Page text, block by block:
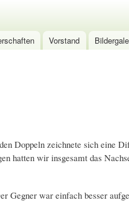
Vorstand
Doppeln zeichnete sich eine
hatten wir insgesamt das
Gegner war einfach besser